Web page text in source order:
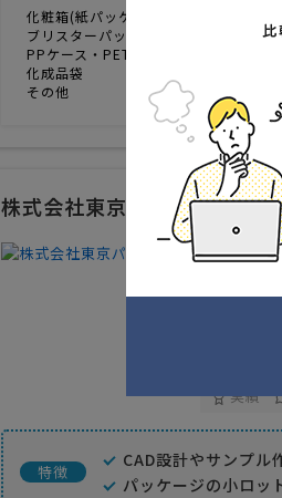
化粧箱(紙パッケージ)
ブリスターパック
PPケース・PETケース
化成品袋
その他
株式会社東京パック
パッケー
1
パッケー
東京都
実績
特徴
CAD設計やサンプル
パッケージの小ロッ